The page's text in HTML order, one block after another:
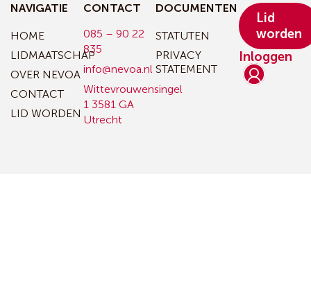
NAVIGATIE
HOME
LIDMAATSCHAP
OVER NEVOA
CONTACT
LID WORDEN
CONTACT
085 – 90 22
835
info@nevoa.nl
Wittevrouwensingel
1 3581 GA
Utrecht
DOCUMENTEN
STATUTEN
PRIVACY
STATEMENT
Inloggen
Lid
worden